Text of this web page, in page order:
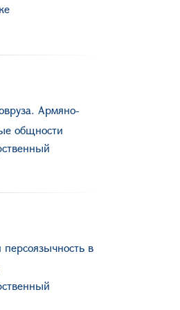
Армяно-
общности
в